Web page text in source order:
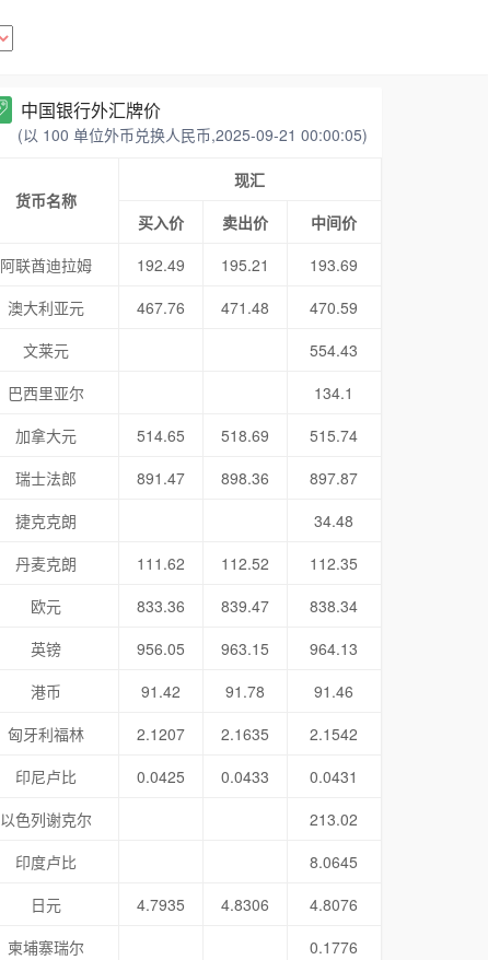
中国银行外汇牌价
(以 100 单位外币兑换人民币,2025-09-21 00:00:05)
货币名称
现汇
买入价
卖出价
中间价
阿联酋迪拉姆
192.49 195.21
193.69
澳大利亚元
467.76 471.48
470.59
文莱元
554.43
巴西里亚尔
134.1
加拿大元
514.65 518.69
515.74
瑞士法郎
891.47 898.36
897.87
捷克克朗
34.48
丹麦克朗
111.62 112.52
112.35
欧元
833.36 839.47
838.34
英镑
956.05 963.15
964.13
港币
91.42 91.78
91.46
匈牙利福林
2.1207 2.1635
2.1542
印尼卢比
0.0425 0.0433
0.0431
以色列谢克尔
213.02
印度卢比
8.0645
日元
4.7935 4.8306
4.8076
柬埔寨瑞尔
0.1776